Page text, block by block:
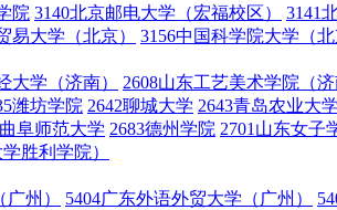
院 3140北京邮电大学（宏福校区） 3141
易大学（北京） 3156中国科学院大学（北
大学（济南） 2608山东工艺美术学院（济
潍坊学院 2642聊城大学 2643青岛农业大学
阜师范大学 2683德州学院 2701山东女子
胜利学院）
州） 5404广东外语外贸大学（广州）